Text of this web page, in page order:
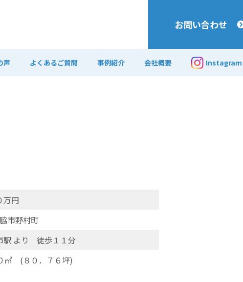
お問い合わせ
声 よくあるご質問 事例紹介 会社概要 Instagram
万円
市野村町
駅 より 徒歩１１分
㎡ (８０．７６坪)